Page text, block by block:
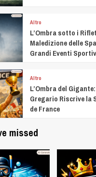
Altro
L’Ombra sotto i
Maledizione delle
Grandi Eventi
Altro
L’Ombra del
Gregario Riscrive la
de France
missed